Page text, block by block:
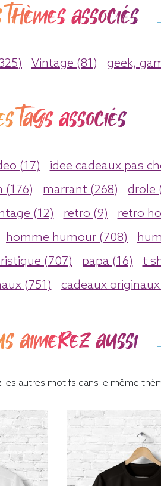
thèmes associés
Vintage (81) geek,
tags associés
(17) idee cadeaux pas
(176) marrant (268) drole
(12) retro (9) retro
homme humour (708)
(707) papa (16) t
(751)
cadeaux
aimerez aussi
les autres motifs dans le même